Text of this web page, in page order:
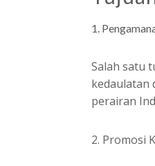
Salah satu
kedaulatan
perairan
2. Promosi